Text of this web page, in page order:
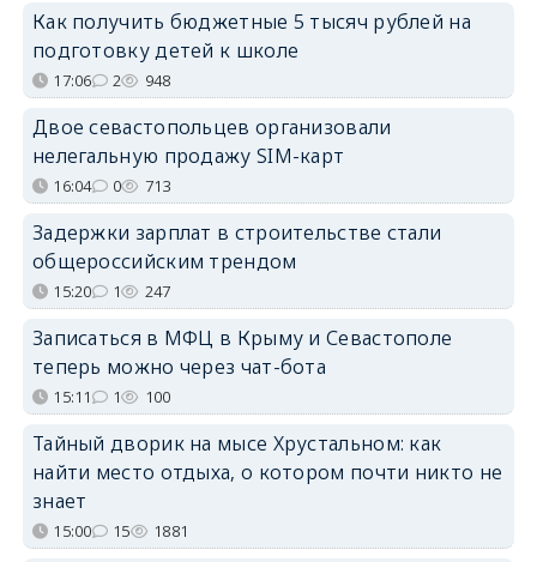
Как получить бюджетные 5 тысяч рублей на
подготовку детей к школе
17:06 2 948
Двое севастопольцев организовали
нелегальную продажу SIM-карт
16:04 0 713
Задержки зарплат в строительстве стали
общероссийским трендом
15:20 1 247
Записаться в МФЦ в Крыму и Севастополе
теперь можно через чат-бота
15:11 1 100
Тайный дворик на мысе Хрустальном: как
найти место отдыха, о котором почти никто не
знает
15:00 15 1881